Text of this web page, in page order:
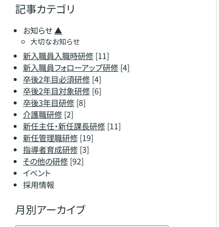
記事カテゴリ
お知らせ▲
大切なお知らせ
新入職員入職時研修[11]
新入職員フォローアップ研修[4]
卒後2年目必須研修[4]
卒後2年目対象研修[6]
卒後3年目研修[8]
介護職研修[2]
新任主任・新任課長研修[11]
新任管理職研修[19]
指導者育成研修[3]
その他の研修[92]
イベント
採用情報
月別アーカイブ